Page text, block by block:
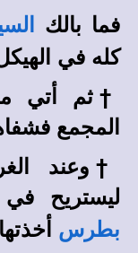
فما بالك
كله في
† ثم أتي
المجمع
†وعند
ليستريح
بطرس